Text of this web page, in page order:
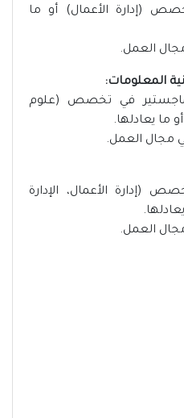
(إدارة الأعمال) أو ما
العمل.
في تخصص (علوم
ما يعادلها.
(إدارة الأعمال، الإدارة
العمل.